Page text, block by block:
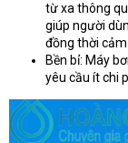
từ xa thông
giúp người
đồng thời
Bền bỉ: Máy
yêu cầu ít chi